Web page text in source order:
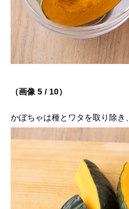
（画像 5 / 10）
かぼちゃは種とワタを取り除き